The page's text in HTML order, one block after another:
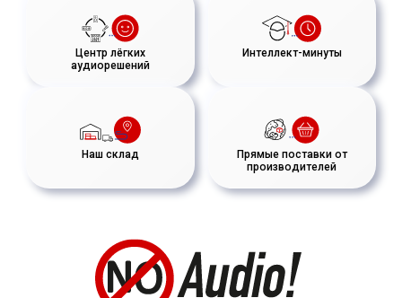
Центр лёгких
аудиорешений
Интеллект-минуты
Наш склад
Прямые поставки от
производителей